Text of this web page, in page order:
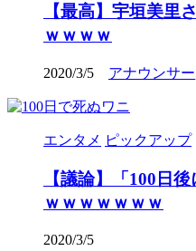
【最高】宇垣美里
ｗｗｗｗ
2020/3/5 アナウンサー
エンタメ ピックアップ
【議論】「100日
ｗｗｗｗｗｗｗ
2020/3/5